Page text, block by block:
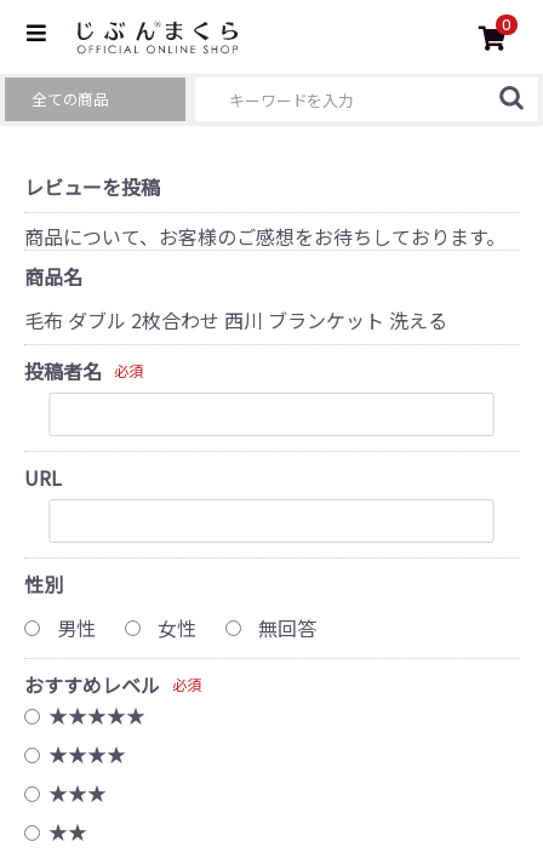
0
レビューを投稿
商品について、お客様のご感想をお待ちしております。
商品名
毛布 ダブル 2枚合わせ 西川 ブランケット 洗える
投稿者名 必須
URL
性別
男性
女性
無回答
おすすめレベル
必須
★★★★★
★★★★
★★★
★★